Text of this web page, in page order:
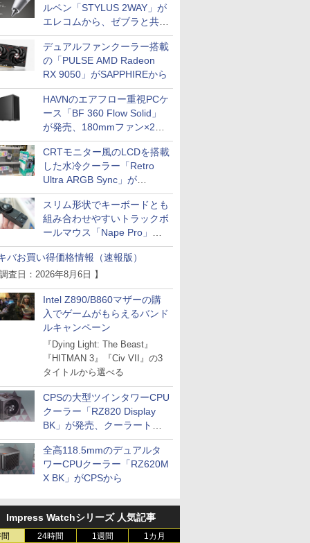
ルペン「STYLUS 2WAY」が
エレコムから、ゼブラと共同
開発
デュアルファンクーラー搭載
の「PULSE AMD Radeon
RX 9050」がSAPPHIREから
HAVNのエアフロー重視PCケ
ース「BF 360 Flow Solid」
が発売、180mmファン×2搭
載
CRTモニター風のLCDを搭載
した水冷クーラー「Retro
Ultra ARGB Sync」が
Thermaltakeから
スリム形状でキーボードとも
組み合わせやすいトラックボ
ールマウス「Nape Pro」が
Keychronから
バお買い得価格情報（速報版）
査日：2026年8月6日 】
Intel Z890/B860マザーの購
入でゲームがもらえるバンド
ルキャンペーン
『Dying Light: The Beast』
『HITMAN 3』『Civ VII』の3
タイトルから選べる
CPSの大型ツインタワーCPU
クーラー「RZ820 Display
BK」が発売、クーラートッ
プに5インチ液晶搭載
全高118.5mmのデュアルタ
ワーCPUクーラー「RZ620M
X BK」がCPSから
Impress Watchシリーズ 人気記事
24時間 1週間 1カ月